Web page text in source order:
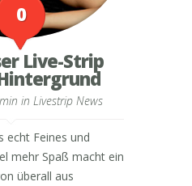
0
Live-Strip
in Livestrip News
echt Feines und
mehr Spaß macht ein
überall aus